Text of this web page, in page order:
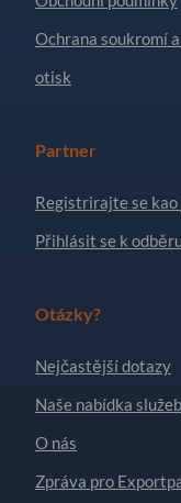
Ochrana soukromí
otisk
Partner
Registrirajte se
Přihlásit se k
Otázky?
Nejčastější dotazy
Naše nabídka služeb
O nás
Zpráva pro